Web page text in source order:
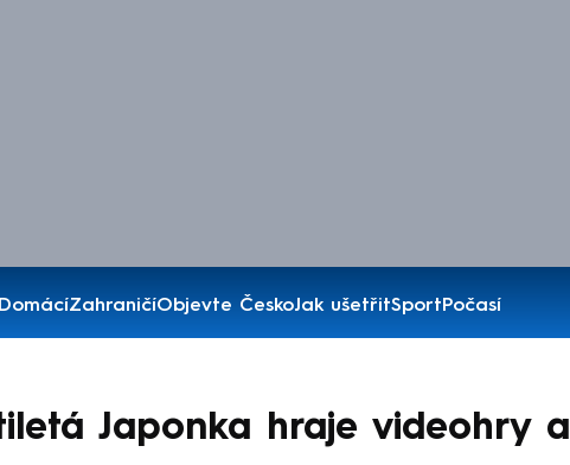
DomácíZahraničíObjevte ČeskoJak ušetřitSportPočasí
Japonka hraje videohry a